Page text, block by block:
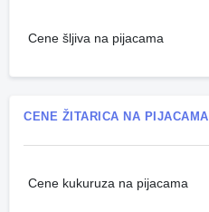
Cene šljiva na pijacama
CENE ŽITARICA NA PIJACAMA
Cene kukuruza na pijacama